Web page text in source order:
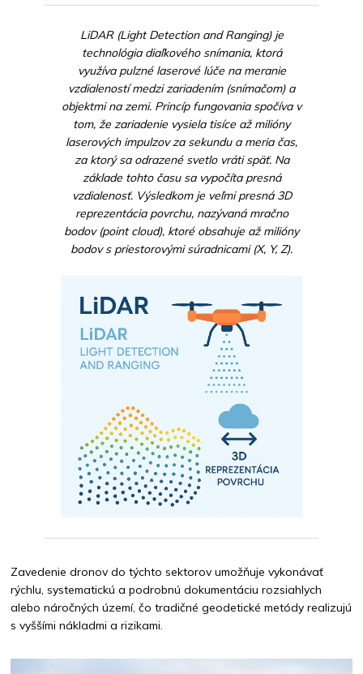
LiDAR (Light Detection and Ranging) je
technológia diaľkového snímania, ktorá
využíva pulzné laserové lúče na meranie
vzdialeností medzi zariadením (snímačom) a
objektmi na zemi. Princíp fungovania spočíva v
tom, že zariadenie vysiela tisíce až milióny
laserových impulzov za sekundu a meria čas,
za ktorý sa odrazené svetlo vráti späť. Na
základe tohto času sa vypočíta presná
vzdialenosť. Výsledkom je veľmi presná 3D
reprezentácia povrchu, nazývaná mračno
bodov (point cloud), ktoré obsahuje až milióny
bodov s priestorovými súradnicami (X, Y, Z).
Zavedenie dronov do týchto sektorov umožňuje vykonávať
rýchlu, systematickú a podrobnú dokumentáciu rozsiahlych
alebo náročných území, čo tradičné geodetické metódy realizujú
s vyššími nákladmi a rizikami.